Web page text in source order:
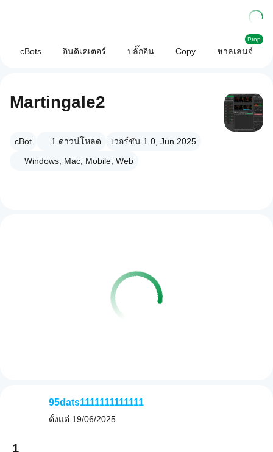
cBots อินดิเคเตอร์ ปลั๊กอิน Copy ชาลเลนจ์
Prop
Martingale2
cBot 1 ดาวน์โหลด
เวอร์ชัน 1.0, Jun 2025
Windows, Mac, Mobile, Web
95dats1111111111111
ตั้งแต่ 19/06/2025
1